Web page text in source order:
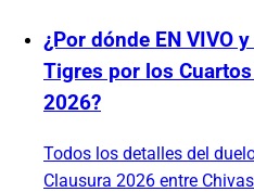
¿Por dónde EN VIVO
Tigres por los
2026?
Todos los detalles del
Clausura 2026 entre